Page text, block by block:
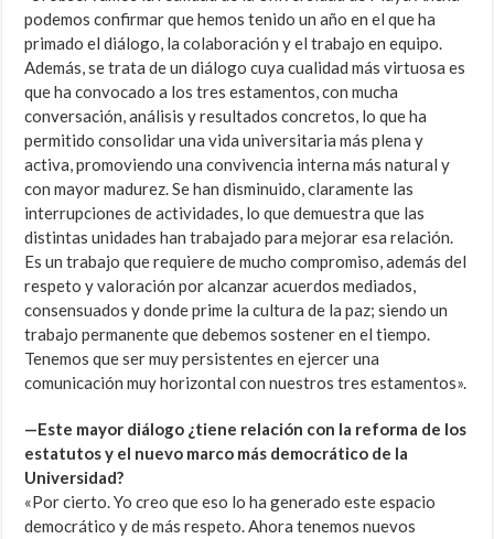
podemos confirmar que hemos tenido un año en el que ha
primado el diálogo, la colaboración y el trabajo en equipo.
Además, se trata de un diálogo cuya cualidad más virtuosa es
que ha convocado a los tres estamentos, con mucha
conversación, análisis y resultados concretos, lo que ha
permitido consolidar una vida universitaria más plena y
activa, promoviendo una convivencia interna más natural y
con mayor madurez. Se han disminuido, claramente las
interrupciones de actividades, lo que demuestra que las
distintas unidades han trabajado para mejorar esa relación.
Es un trabajo que requiere de mucho compromiso, además del
respeto y valoración por alcanzar acuerdos mediados,
consensuados y donde prime la cultura de la paz; siendo un
trabajo permanente que debemos sostener en el tiempo.
Tenemos que ser muy persistentes en ejercer una
comunicación muy horizontal con nuestros tres estamentos».
—Este mayor diálogo ¿tiene relación con la reforma de los
estatutos y el nuevo marco más democrático de la
Universidad?
«Por cierto. Yo creo que eso lo ha generado este espacio
democrático y de más respeto. Ahora tenemos nuevos